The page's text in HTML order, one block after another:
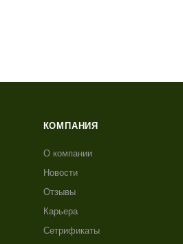
КОМПАНИЯ
О компании
Новости
Отзывы
Карьера
Сетрификаты